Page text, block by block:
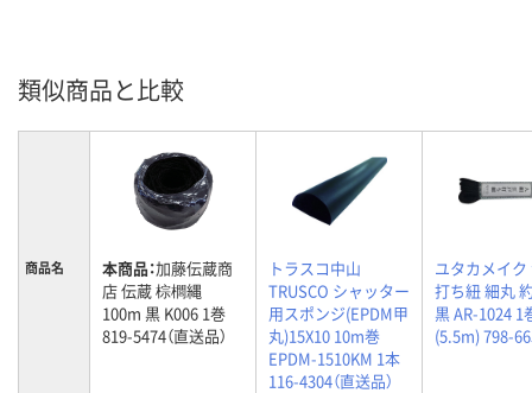
類似商品と比較
商品名 本商品：加藤伝蔵商
店 伝蔵 棕櫚縄
100m 黒 K006 1巻
819-5474（直送品）
トラスコ中山
TRUSCO シャッター
用スポンジ(EPDM甲
丸)15X10 10m巻
EPDM-1510KM 1本
116-4304（直送品）
ユタカメイク
打ち紐 細丸
黒 AR-1024 1
(5.5m) 798-